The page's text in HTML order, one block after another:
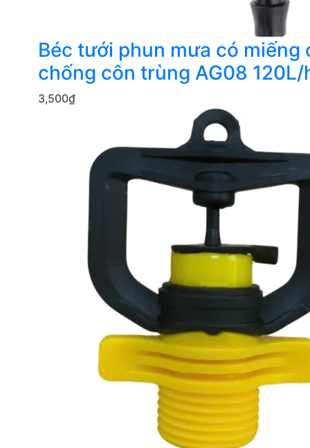
Béc tưới phun mưa có miếng
chống côn trùng AG08 120L/
3,500₫